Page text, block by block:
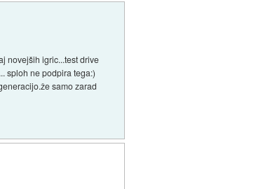
novejših igric...test drive
sploh ne podpira tega:)
samo zarad